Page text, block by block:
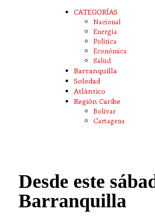
CATEGORÍAS
Nacional
Energía
Política
Económica
Salud
Barranquilla
Soledad
Atlántico
Región Caribe
Bolívar
Cartagena
Desde este
Barranquilla